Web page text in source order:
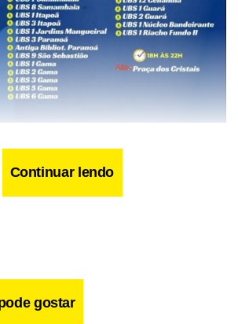
menos cinco meses. Nas últimas 24
Continuar lendo
gostar